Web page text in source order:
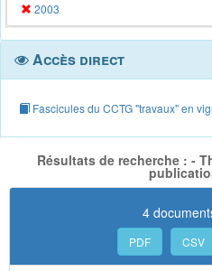
2003
Accès direct
Fascicules du CCTG "travaux" en
Résultats de recherche : -
4
PDF CSV